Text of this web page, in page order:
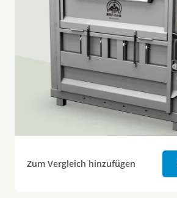
Zum Vergleich hinzufügen